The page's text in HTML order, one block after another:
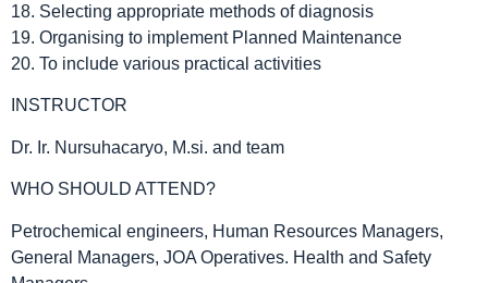
18. Selecting appropriate methods of diagnosis
19. Organising to implement Planned Maintenance
20. To include various practical activities
INSTRUCTOR
Dr. Ir. Nursuhacaryo, M.si. and team
WHO SHOULD ATTEND?
Petrochemical engineers, Human Resources Managers,
General Managers, JOA Operatives. Health and Safety